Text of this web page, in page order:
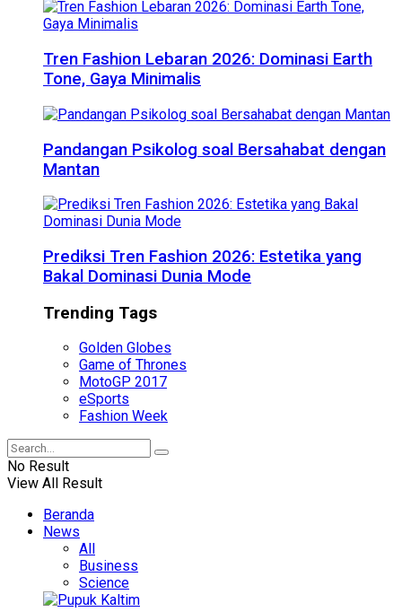
Tren Fashion Lebaran 2026: Dominasi Earth
Tone, Gaya Minimalis
Pandangan Psikolog soal Bersahabat dengan
Mantan
Prediksi Tren Fashion 2026: Estetika yang
Bakal Dominasi Dunia Mode
Trending Tags
Golden Globes
Game of Thrones
MotoGP 2017
eSports
Fashion Week
No Result
View All Result
Beranda
News
All
Business
Science